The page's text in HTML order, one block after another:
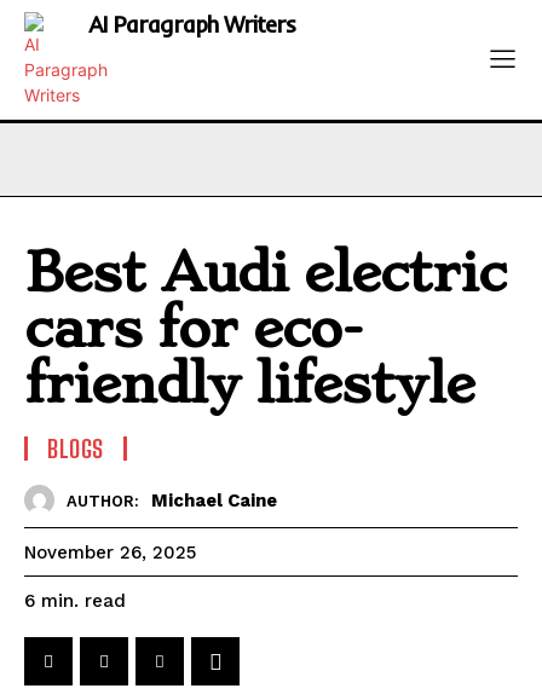
AI Paragraph Writers
Best Audi electric
cars for eco-
friendly lifestyle
BLOGS
AUTHOR: Michael Caine
November 26, 2025
6 min. read